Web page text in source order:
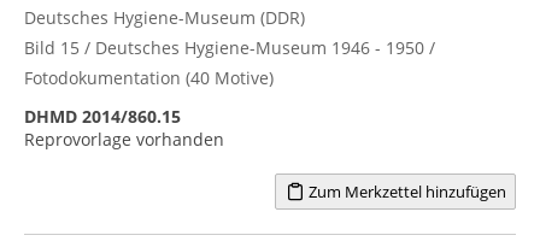
Deutsches Hygiene-Museum (DDR)
Bild 15 / Deutsches Hygiene-Museum 1946 - 1950 /
Fotodokumentation (40 Motive)
DHMD 2014/860.15
Reprovorlage vorhanden
Zum Merkzettel hinzufügen